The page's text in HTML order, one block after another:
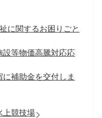
に関するお困りごと
設等物価高騰対応応
補助金を交付しま
上競技場